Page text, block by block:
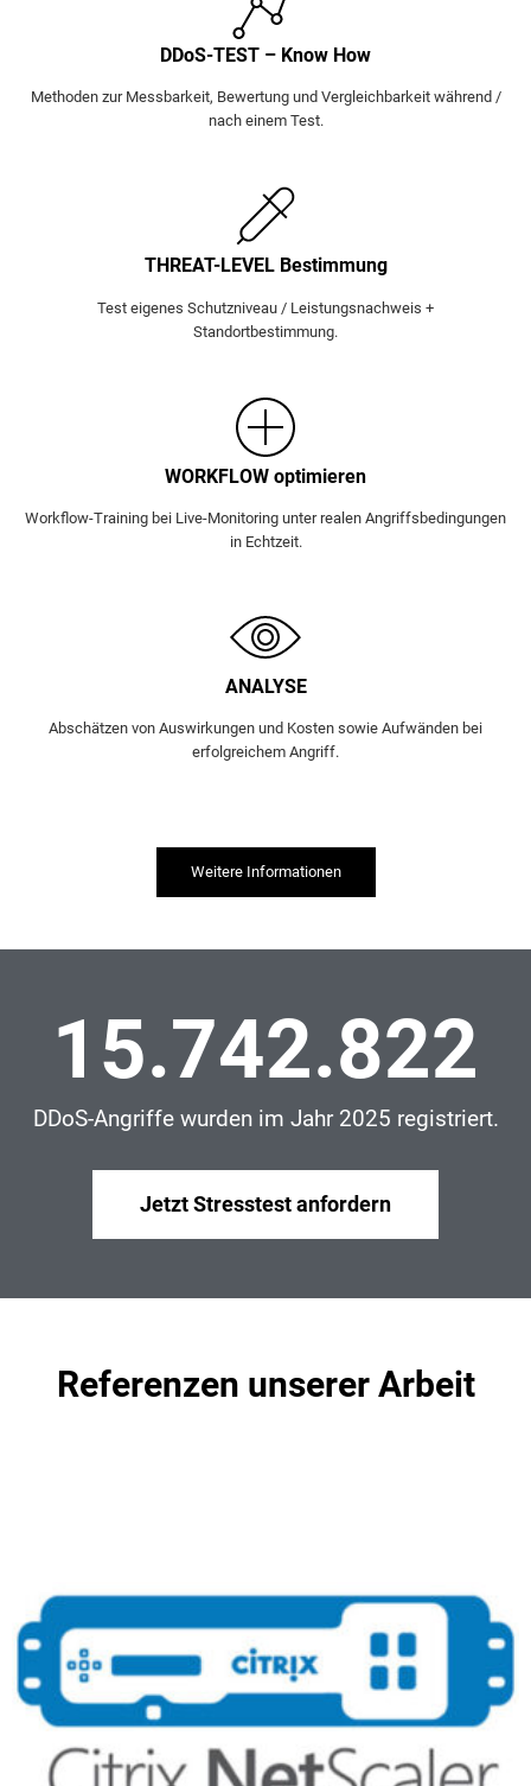
DDoS-TEST – Know How
Methoden zur Messbarkeit, Bewertung und Vergleichbarkeit während /
nach einem Test.
THREAT-LEVEL Bestimmung
Test eigenes Schutzniveau / Leistungsnachweis +
Standortbestimmung.
WORKFLOW optimieren
Workflow-Training bei Live-Monitoring unter realen Angriffsbedingungen
in Echtzeit.
ANALYSE
Abschätzen von Auswirkungen und Kosten sowie Aufwänden bei
erfolgreichem Angriff.
Weitere Informationen
DDoS-Angriffe wurden im Jahr 2025 registriert.
15.742.822
Jetzt Stresstest anfordern
Referenzen unserer Arbeit